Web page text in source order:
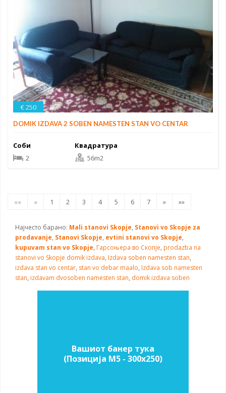
€ 250
DOMIK IZDAVA 2 SOBEN NAMESTEN STAN VO CENTAR
Соби
2
Квадратура
56m2
«« « 1 2 3 4 5 6 7 » »»
Најчесто барано: Mali stanovi Skopje, Stanovi vo Skopje za
prodavanje, Stanovi Skopje, evtini stanovi vo Skopje,
kupuvam stan vo Skopje, Гарсоњера во Скопје, prodazba na
stanovi vo Skopje domik izdava, Izdava soben namesten stan,
izdava stan vo centar, stan vo debar maalo, Izdava sob namesten
stan, izdavam dvosoben namesten stan, domik izdava soben
Вашиот банер тука
(Позиција M5 - 300х250)